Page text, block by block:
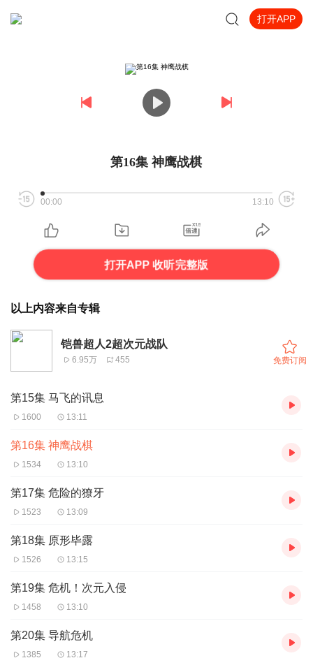
打开APP
第16集 神鹰战棋
00:00 13:10
打开APP 收听完整版
以上内容来自专辑
铠兽超人2超次元战队
6.95万 455 免费订阅
第15集 马飞的讯息
1600 13:11
第16集 神鹰战棋
1534 13:10
第17集 危险的獠牙
1523 13:09
第18集 原形毕露
1526 13:15
第19集 危机！次元入侵
1458 13:10
第20集 导航危机
1385 13:17